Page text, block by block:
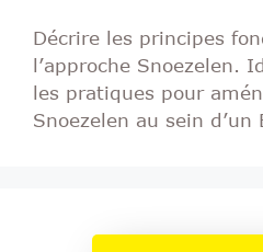
Décrire les principes
l’approche Snoezelen.
les pratiques pour
Snoezelen au sein d’un